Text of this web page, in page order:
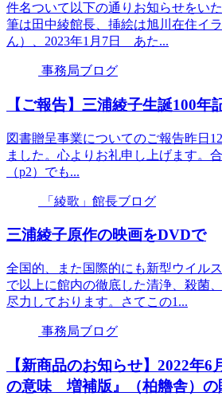
件名ついて以下の通りお知らせをい
筆は田中綾館長、挿絵は旭川在住イ
ん）、2023年1月7日 あた...
事務局ブログ
【ご報告】三浦綾子生誕100
図書贈呈事業についてのご報告昨日
ました。心よりお礼申し上げます。
（p2）でも...
「綾歌」館長ブログ
三浦綾子原作の映画をDVDで
全国的、また国際的にも新型ウイル
で以上に館内の徹底した清浄、殺菌
尽力しております。さてこの1...
事務局ブログ
【新商品のお知らせ】2022年
の意味 増補版』（柏艪舎）の